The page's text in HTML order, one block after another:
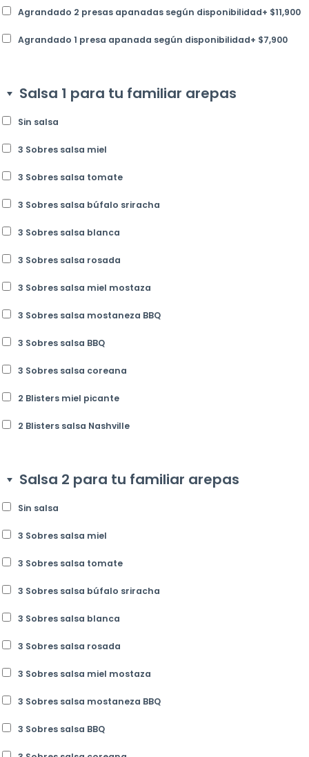
Agrandado 2 presas apanadas según disponibilidad+ $11,900
Agrandado 1 presa apanada según disponibilidad+ $7,900
Salsa 1 para tu familiar arepas
Sin salsa
3 Sobres salsa miel
3 Sobres salsa tomate
3 Sobres salsa búfalo sriracha
3 Sobres salsa blanca
3 Sobres salsa rosada
3 Sobres salsa miel mostaza
3 Sobres salsa mostaneza BBQ
3 Sobres salsa BBQ
3 Sobres salsa coreana
2 Blisters miel picante
2 Blisters salsa Nashville
Salsa 2 para tu familiar arepas
Sin salsa
3 Sobres salsa miel
3 Sobres salsa tomate
3 Sobres salsa búfalo sriracha
3 Sobres salsa blanca
3 Sobres salsa rosada
3 Sobres salsa miel mostaza
3 Sobres salsa mostaneza BBQ
3 Sobres salsa BBQ